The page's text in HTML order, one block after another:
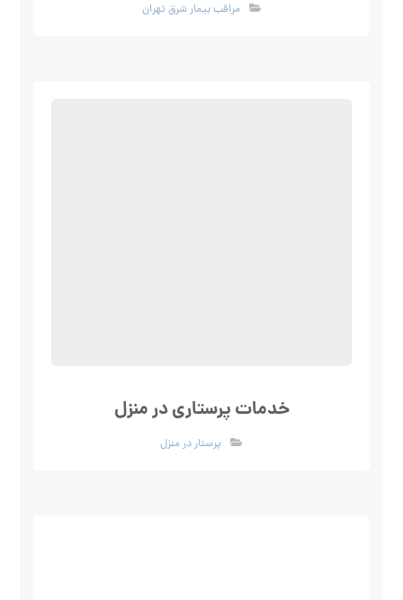
مراقب بیمار شرق تهران
خدمات پرستاری در منزل
پرستار در منزل